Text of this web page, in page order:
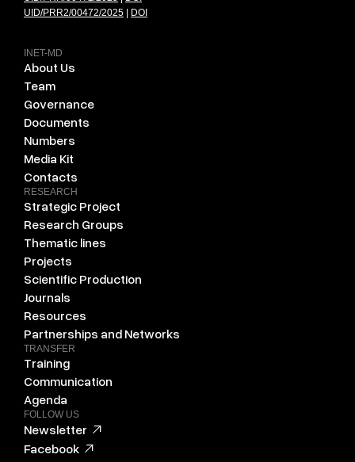
UID/PRR2/00472/2025
DOI
INET-MD
About Us
Team
Governance
Documents
Numbers
Media Kit
Contacts
RESEARCH
Strategic Project
Research Groups
Thematic lines
Projects
Scientific Production
Journals
Resources
Partnerships and Networks
TRANSFER
Training
Communication
Agenda
FOLLOW US
Newsletter
Facebook